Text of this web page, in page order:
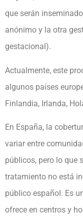
que serán
anónimo y la otra
gestacional).
Actualmente, este
algunos países
Finlandia, Irlanda,
En España, la
variar entre
públicos, pero lo que
tratamiento no está
público español. Es
ofrece en centros y